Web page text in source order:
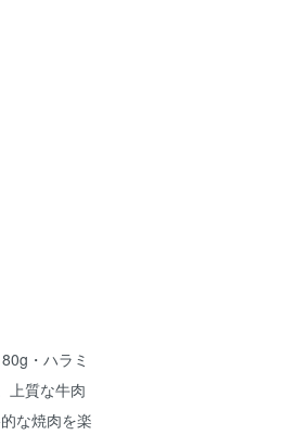
・ハラミ
上質な牛肉
な焼肉を楽